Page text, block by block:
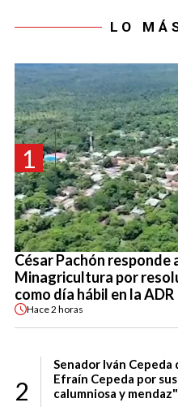
LO
1
César Pachón responde
Minagricultura por
como día hábil en la ADR
Hace2 horas
2
Senador Iván
Efraín Cepeda por
calumniosa y mendaz"